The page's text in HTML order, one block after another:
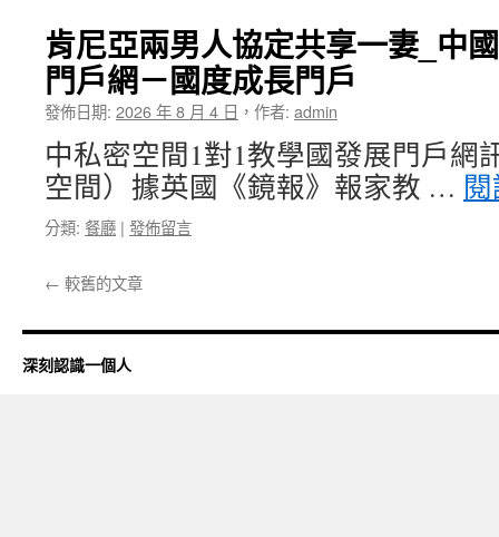
肯尼亞兩男人協定共享一妻_中
門戶網－國度成長門戶
發佈日期: 2026 年 8 月 4 日 ， 作者: admin
中私密空間1對1教學國發展門戶網
空間）據英國《鏡報》報家教 …
分類: 餐廳 | 發佈留言
← 較舊的文章
深刻認識一個人